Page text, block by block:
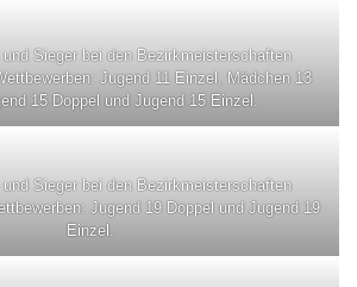
und Sieger bei den Bezirkmeisterschaften
Jugend 11 Einzel, Mädchen 13
15 Doppel und Jugend 15 Einzel.
und Sieger bei den Bezirkmeisterschaften
Jugend 19 Doppel und Jugend 19
Einzel.